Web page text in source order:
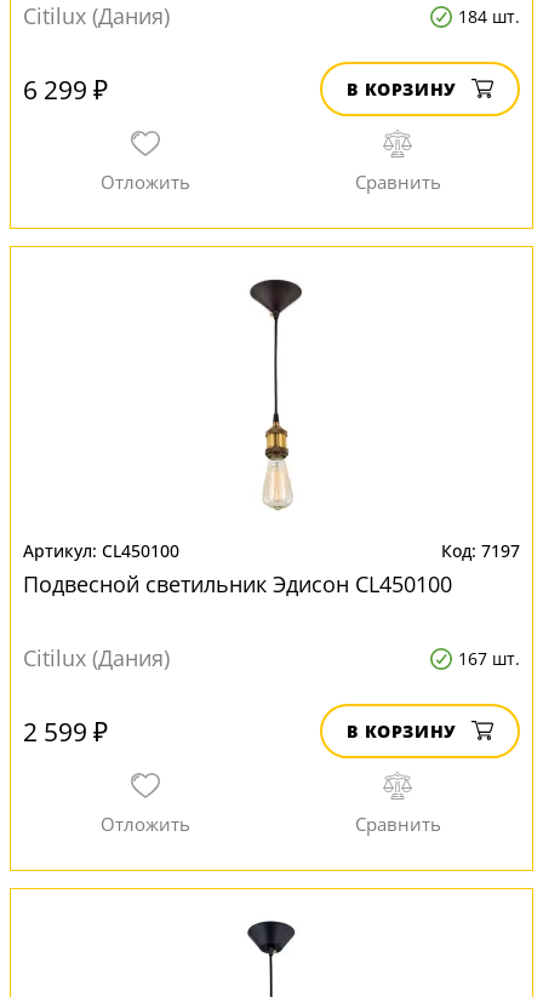
Citilux (Дания) 184 шт.
6 299 ₽ В КОРЗИНУ
CL450100 7197
Подвесной светильник Эдисон CL450100
Citilux (Дания) 167 шт.
2 599 ₽ В КОРЗИНУ